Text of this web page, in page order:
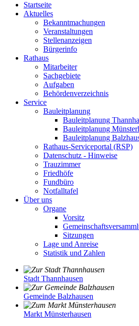
Startseite
Aktuelles
Bekanntmachungen
Veranstaltungen
Stellenanzeigen
Bürgerinfo
Rathaus
Mitarbeiter
Sachgebiete
Aufgaben
Behördenverzeichnis
Service
Bauleitplanung
Bauleitplanung
Bauleitplanung
Bauleitplanung
Rathaus-Serviceportal (RSP)
Datenschutz - Hinweise
Trauzimmer
Friedhöfe
Fundbüro
Notfalltafel
Über uns
Organe
Vorsitz
Sitzungen
Lage und Anreise
Statistik und Zahlen
Stadt Thannhausen
Gemeinde Balzhausen
Markt Münsterhausen